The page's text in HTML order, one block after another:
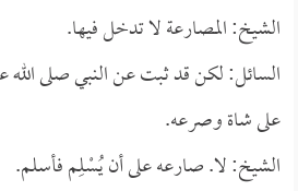
الشيخ: المصارعة لا تدخل فيها.
السائل: لكن قد ثبت عن النبي صلى
على شاة وصرعه.
الشيخ: لا. صارعه على أن يُسْلِم فأسلم.